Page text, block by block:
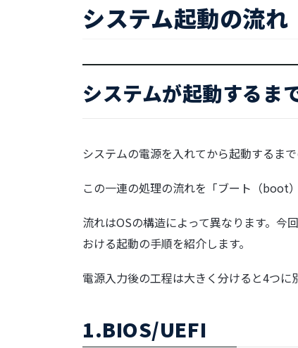
システム起動の流れ
システムが起動するま
システムの電源を入れてから起動するま
この一連の処理の流れを「ブート（boot
流れはOSの構造によって異なります。今
おける起動の手順を紹介します。
電源入力後の工程は大きく分けると4つに
1.BIOS/UEFI